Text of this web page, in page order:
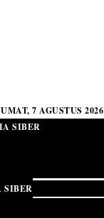
7 AGUSTUS 2026
SIBER
SIBER